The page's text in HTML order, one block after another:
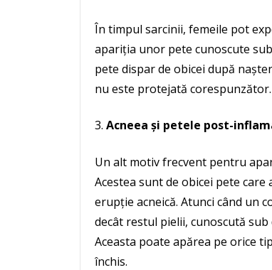
În timpul sarcinii, femeile pot
apariția unor pete cunoscute sub
pete dispar de obicei după
nu este protejată corespunzător.
Acneea și petele post-
Un alt motiv frecvent pentru
Acestea sunt de obicei pete
erupție acneică. Atunci când un
decât restul pielii, cunoscută
Aceasta poate apărea pe orice
închis.